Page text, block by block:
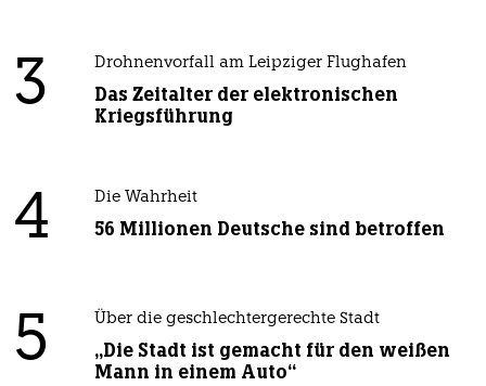
3 Drohnenvorfall am Leipziger Flughafen
Das Zeitalter der elektronischen
Kriegsführung
4 Die Wahrheit
56 Millionen Deutsche sind betroffen
5 Über die geschlechtergerechte Stadt
„Die Stadt ist gemacht für den weißen
Mann in einem Auto“